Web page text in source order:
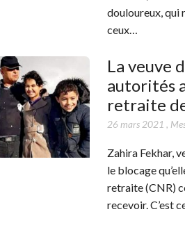
douloureux, qui
ceux…
La veuve
autorités
retraite
26 mars 2021 ,
Zahira Fekhar,
le blocage
retraite (CNR)
recevoir. C’est